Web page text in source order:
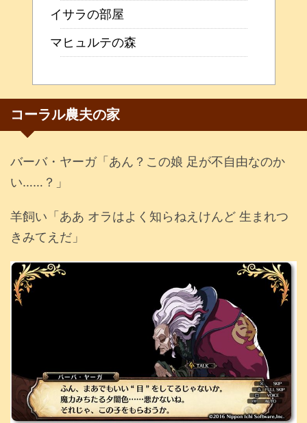
イサラの部屋
マヒュルテの森
コーラル農夫の家
バーバ・ヤーガ「あん？この娘 足が不自由なのか
い……？」
羊飼い「ああ オラはよく知らねえけんど 生まれつ
きみてえだ」